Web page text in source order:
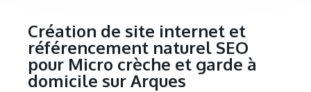
Création de site internet et
référencement naturel SEO
pour Micro crèche et garde à
domicile sur Arques